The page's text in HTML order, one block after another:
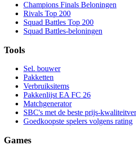
Champions Finals Beloningen
Rivals Top 200
Squad Battles Top 200
Squad Battles-beloningen
Tools
Sel. bouwer
Pakketten
Verbruiksitems
Pakkenlijst EA FC 26
Matchgenerator
SBC's met de beste prijs-
Goedkoopste spelers volgens rating
Games